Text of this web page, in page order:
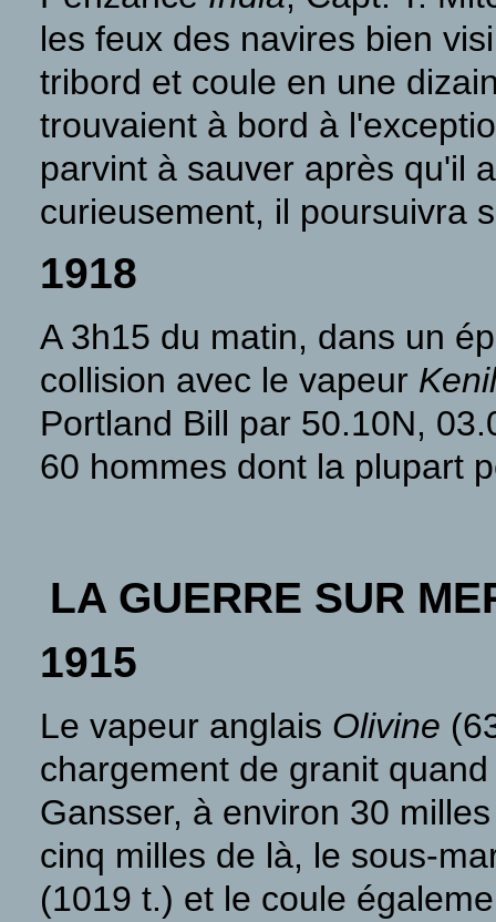
les feux des navires bien
tribord et coule en une
trouvaient à bord à
parvint à sauver après qu'il
curieusement, il poursuivra
1918
A3h15 du matin, dans un
collision avec le vapeur
Portland Bill par 50.10N,
60 hommes dont la plupart
LA GUERRE SUR
1915
Le vapeur anglais Olivine
chargement de granit
Gansser, à environ 30
cinq milles de là, le sous-
(1019 t.) et le coule